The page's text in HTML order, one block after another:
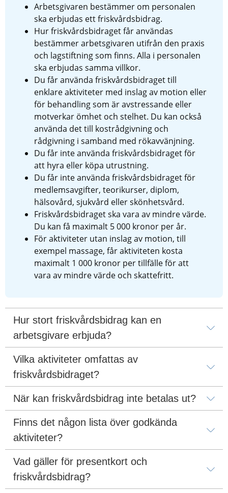
Arbetsgivaren bestämmer om personalen
ska erbjudas ett friskvårdsbidrag.
Hur friskvårdsbidraget får användas
bestämmer arbetsgivaren utifrån den praxis
och lagstiftning som finns. Alla i personalen
ska erbjudas samma villkor.
Du får använda friskvårdsbidraget till
enklare aktiviteter med inslag av motion eller
för behandling som är avstressande eller
motverkar ömhet och stelhet. Du kan också
använda det till kostrådgivning och
rådgivning i samband med rökavvänjning.
Du får inte använda friskvårdsbidraget för
att hyra eller köpa utrustning.
Du får inte använda friskvårdsbidraget för
medlemsavgifter, teorikurser, diplom,
hälsovård, sjukvård eller skönhetsvård.
Friskvårdsbidraget ska vara av mindre värde.
Du kan få maximalt 5 000 kronor per år.
För aktiviteter utan inslag av motion, till
exempel massage, får aktiviteten kosta
maximalt 1 000 kronor per tillfälle för att
vara av mindre värde och skattefritt.
Hur stort friskvårdsbidrag kan en
arbetsgivare erbjuda?
Vilka aktiviteter omfattas av
friskvårdsbidraget?
När kan friskvårdsbidrag inte betalas ut?
Finns det någon lista över godkända
aktiviteter?
Vad gäller för presentkort och
friskvårdsbidrag?